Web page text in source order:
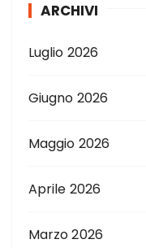
ARCHIVI
Luglio 2026
Giugno 2026
Maggio 2026
Aprile 2026
Marzo 2026